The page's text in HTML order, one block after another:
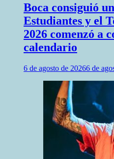
Boca consiguió
Estudiantes y el
2026 comenzó a
calendario
6 de agosto de 20266 de